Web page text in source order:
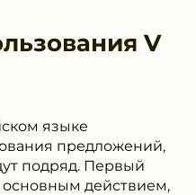
V
языке
предложений,
подряд. Первый
основным действием,